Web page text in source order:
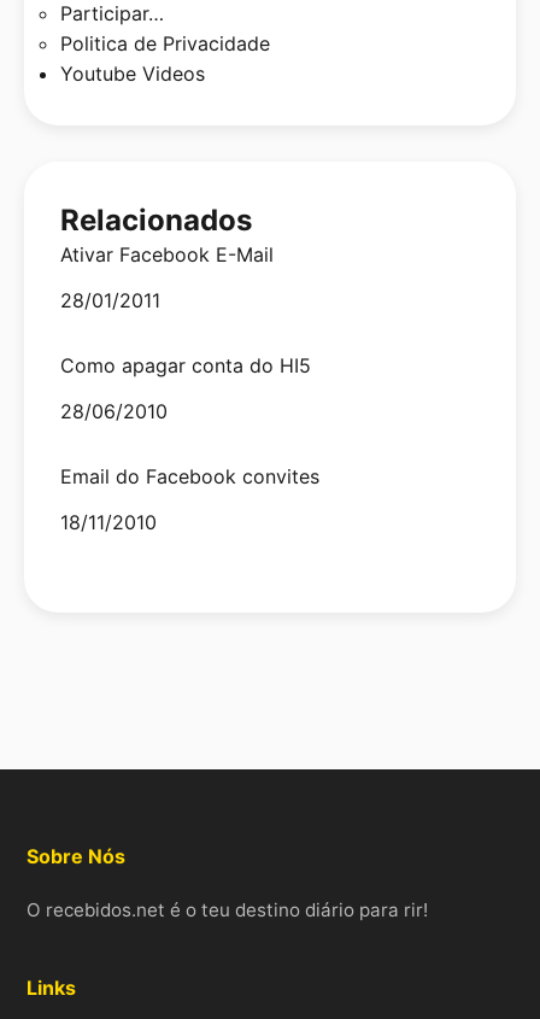
Participar…
Politica de Privacidade
Youtube Videos
Relacionados
Ativar Facebook E-Mail
Date
28/01/2011
Como apagar conta do HI5
Date
28/06/2010
Email do Facebook convites
Date
18/11/2010
Sobre Nós
O recebidos.net é o teu destino diário para rir!
Links